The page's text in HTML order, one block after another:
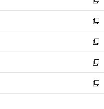
開
く
ウ
で
開
く
ン
ド
ウ
で
開
く
い
ウ
ィ
ン
ド
ウ
で
開
く
新
し
い
ウ
ィ
ン
ド
ウ
で
開
新
し
い
ウ
ィ
ン
ド
ウ
新
し
い
ウ
ィ
ン
新
し
い
ウ
新
し